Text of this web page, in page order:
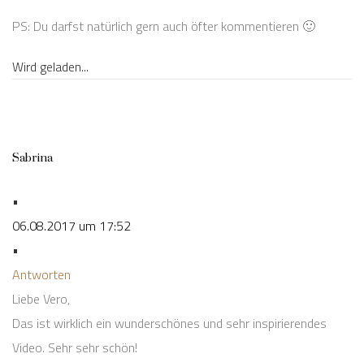
PS: Du darfst natürlich gern auch öfter kommentieren 🙂
Wird geladen...
Sabrina
•
06.08.2017 um 17:52
•
Antworten
Liebe Vero,
Das ist wirklich ein wunderschönes und sehr inspirierendes
Video. Sehr sehr schön!